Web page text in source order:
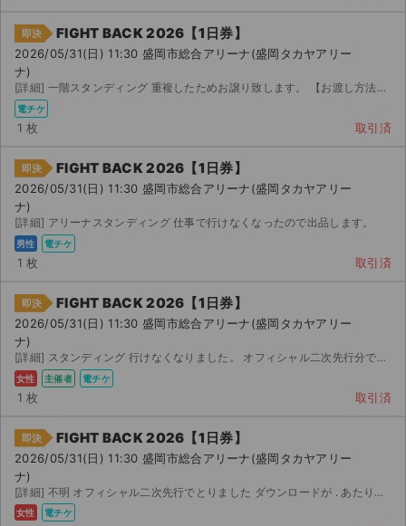
チケットジャム利用規約
プライバシーポリシー
特定商取引法に基づく表記
公演登録依頼
不正転売禁止法について
チケットジャムの取り組み
即決 FIGHT BACK 2026【1日券】
2026/05/31(日) 11:30 盛岡市総合アリーナ(盛岡タカヤアリー
ナ)
[詳細] 一階スタンディング 重複したためお譲り致します。 【お渡し方法】 / の : 以降か...
電チケ
1 枚 取引済
即決 FIGHT BACK 2026【1日券】
2026/05/31(日) 11:30 盛岡市総合アリーナ(盛岡タカヤアリー
ナ)
[詳細] アリーナスタンディング 仕事で行けなくなったので出品します。
男性 電チケ
1 枚 取引済
即決 FIGHT BACK 2026【1日券】
2026/05/31(日) 11:30 盛岡市総合アリーナ(盛岡タカヤアリー
ナ)
[詳細] スタンディング 行けなくなりました。 オフィシャル二次先行分です。 / (木) : ...
女性 主催者 電チケ
1 枚 取引済
即決 FIGHT BACK 2026【1日券】
2026/05/31(日) 11:30 盛岡市総合アリーナ(盛岡タカヤアリー
ナ)
[詳細] 不明 オフィシャル二次先行でとりました ダウンロードが . あたりからなので 詳しくは分かり...
女性 電チケ